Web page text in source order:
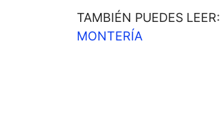
TAMBIÉN PUEDES LEER:
MONTERÍA